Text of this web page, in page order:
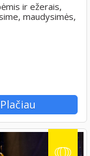
ir ežerais,
maudysimės,
Plačiau